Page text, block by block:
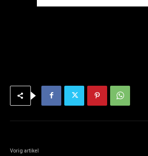
Vorig artikel